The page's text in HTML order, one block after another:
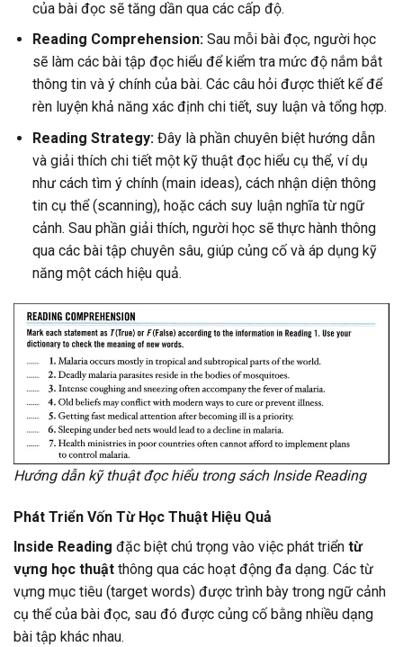
của bài đọc sẽ tăng dần qua các cấp độ.
Reading Comprehension:Sau mỗi bài đọc, người học
sẽ làm các bài tập đọc hiểu để kiểm tra mức độ nắm bắt
thông tin và ý chính của bài. Các câu hỏi được thiết kế để
rèn luyện khả năng xác định chi tiết, suy luận và tổng hợp.
Reading Strategy:Đây là phần chuyên biệt hướng dẫn
và giải thích chi tiết một kỹ thuật đọc hiểu cụ thể, ví dụ
như cách tìm ý chính (main ideas), cách nhận diện thông
tin cụ thể (scanning), hoặc cách suy luận nghĩa từ ngữ
cảnh. Sau phần giải thích, người học sẽ thực hành thông
qua các bài tập chuyên sâu, giúp củng cố và áp dụng kỹ
năng một cách hiệu quả.
Hướng dẫn kỹ thuật đọc hiểu trong sách Inside Reading
Phát Triển Vốn Từ Học Thuật Hiệu Quả
Inside Reading đặc biệt chú trọng vào việc phát triển từ
vựng học thuật thông qua các hoạt động đa dạng. Các từ
vựng mục tiêu (target words) được trình bày trong ngữ cảnh
cụ thể của bài đọc, sau đó được củng cố bằng nhiều dạng
bài tập khác nhau.